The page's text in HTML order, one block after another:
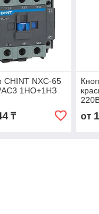
CHINT NXC-65
АС3 1НО+1НЗ
₸ от